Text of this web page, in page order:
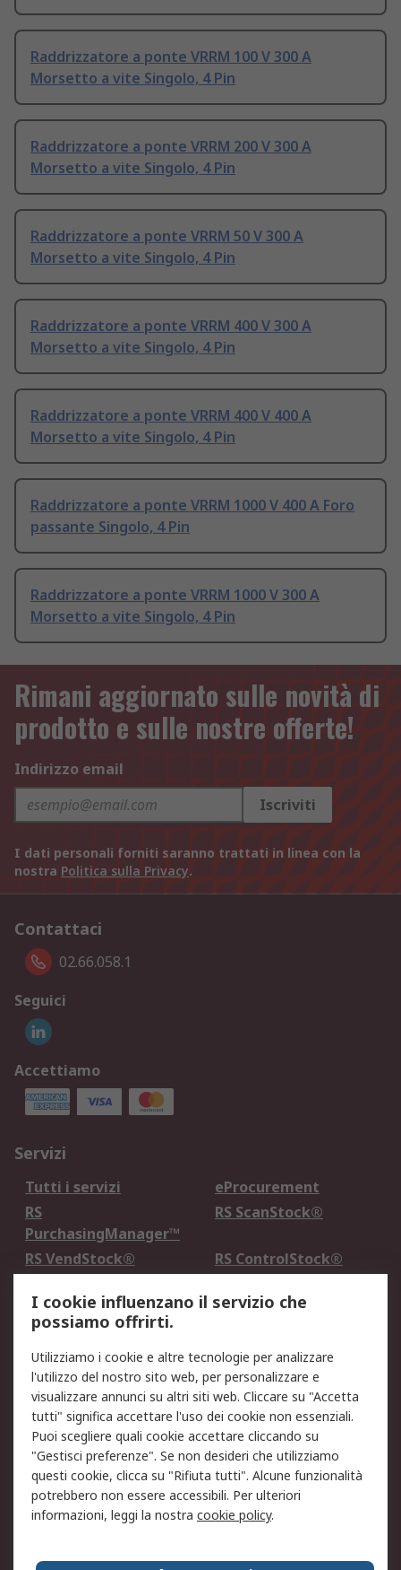
Raddrizzatore a ponte VRRM 100 V 300 A
Morsetto a vite Singolo, 4 Pin
Raddrizzatore a ponte VRRM 200 V 300 A
Morsetto a vite Singolo, 4 Pin
Raddrizzatore a ponte VRRM 50 V 300 A
Morsetto a vite Singolo, 4 Pin
Raddrizzatore a ponte VRRM 400 V 300 A
Morsetto a vite Singolo, 4 Pin
Raddrizzatore a ponte VRRM 400 V 400 A
Morsetto a vite Singolo, 4 Pin
Raddrizzatore a ponte VRRM 1000 V 400 A Foro
passante Singolo, 4 Pin
Raddrizzatore a ponte VRRM 1000 V 300 A
Morsetto a vite Singolo, 4 Pin
Rimani aggiornato sulle novità di
prodotto e sulle nostre offerte!
Indirizzo email
Iscriviti
I dati personali forniti saranno trattati in linea con la
nostra Politica sulla Privacy.
Contattaci
02.66.058.1
Seguici
Accettiamo
Servizi
Tutti i servizi
eProcurement
RS
PurchasingManager™
RS ScanStock®
RS VendStock®
RS ControlStock®
Legale
Informativa Cookie
Informativa Privacy -
Aggiornata
Email Security
Termini d'uso
Condizioni di vendita
Condizioni generali di
servizio
Etica e responsabilità
Chi Siamo
Chi Siamo Contattaci
I cookie influenzano il servizio che
possiamo offrirti.
Utilizziamo i cookie e altre tecnologie per analizzare
l'utilizzo del nostro sito web, per personalizzare e
visualizzare annunci su altri siti web. Cliccare su "Accetta
tutti" significa accettare l'uso dei cookie non essenziali.
Puoi scegliere quali cookie accettare cliccando su
"Gestisci preferenze". Se non desideri che utilizziamo
questi cookie, clicca su "Rifiuta tutti". Alcune funzionalità
potrebbero non essere accessibili. Per ulteriori
informazioni, leggi la nostra cookie policy.